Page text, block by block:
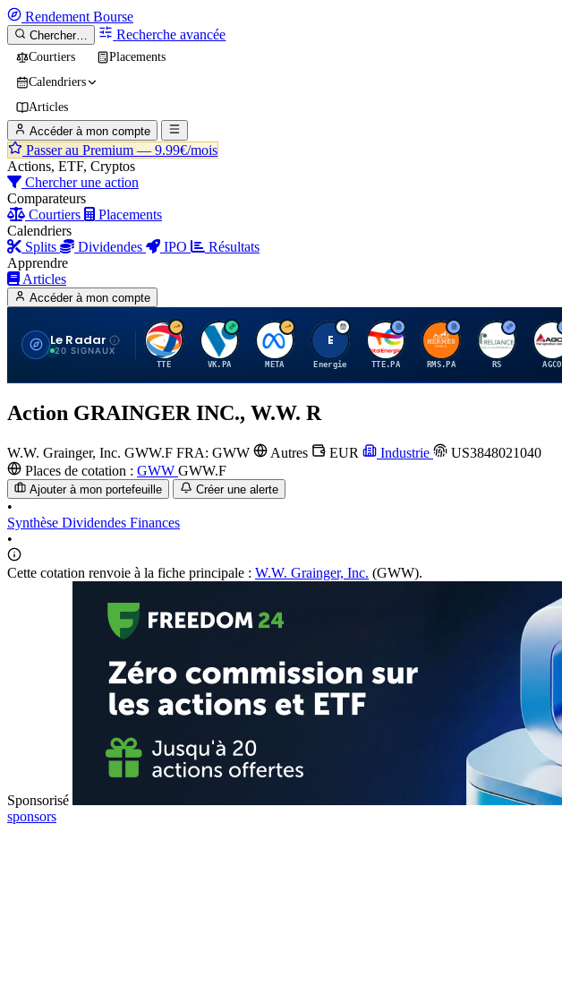
Rendement Bourse
Chercher… Recherche avancée
Courtiers
Placements
Calendriers
Articles
Accéder à mon compte
Passer au Premium — 9.99€/mois
Actions, ETF, Cryptos
Chercher une action
Comparateurs
Courtiers
Placements
Calendriers
Splits
Dividendes IPO
Résultats
Apprendre
Articles
Accéder à mon compte
Le Radar
20 SIGNAUX
T
TTE
V
VK.PA
M
META
E
Energie
T
TTE.PA
H
RMS.PA
R
RS
A
AGCO
Action GRAINGER INC., W.W. R
W.W. Grainger, Inc. GWW.F FRA: GWW Autres EUR Industrie
US3848021040
Places de cotation : GWW GWW.F
Ajouter à mon portefeuille Créer une alerte
•
Synthèse Dividendes Finances
•
Cette cotation renvoie à la fiche principale : W.W. Grainger, Inc. (GWW).
Sponsorisé
sponsors